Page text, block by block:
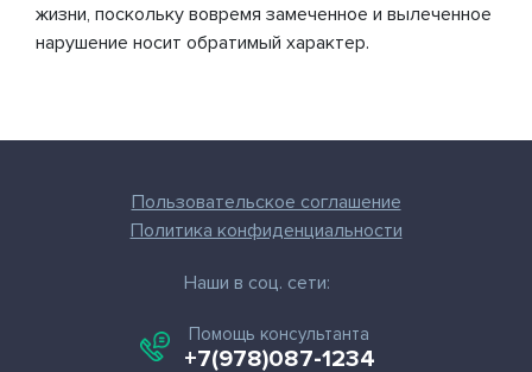
жизни, поскольку вовремя замеченное и вылеченное
нарушение носит обратимый характер.
Пользовательское соглашение
Политика конфиденциальности
Наши в соц. сети:
Помощь консультанта
+7(978)087-1234